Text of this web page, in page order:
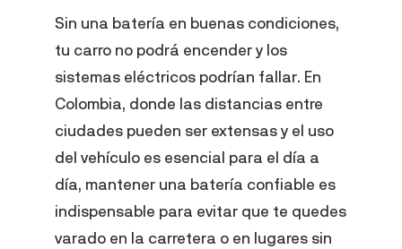
Sin una batería en buenas condiciones,
tu carro no podrá encender y los
sistemas eléctricos podrían fallar. En
Colombia, donde las distancias entre
ciudades pueden ser extensas y el uso
del vehículo es esencial para el día a
día, mantener una batería confiable es
indispensable para evitar que te quedes
varado en la carretera o en lugares sin